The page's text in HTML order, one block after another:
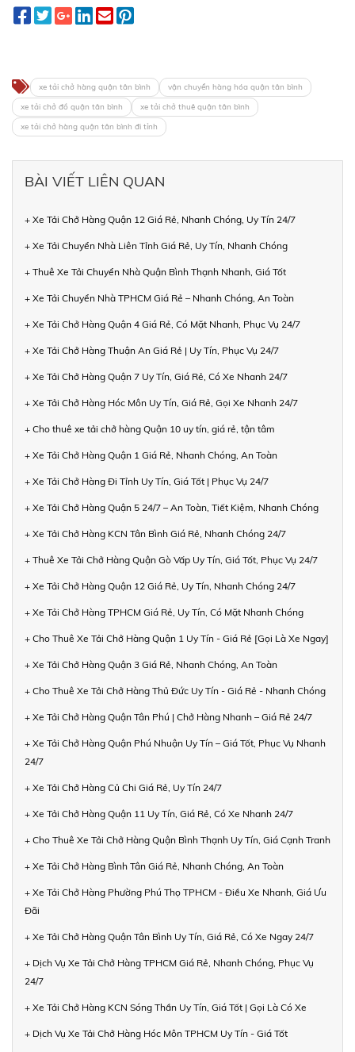
xe tải chở hàng quận tân bình
vận chuyển hàng hóa quận tân bình
xe tải chở đồ quận tân bình
xe tải chở thuê quận tân bình
xe tải chở hàng quận tân bình đi tỉnh
BÀI VIẾT LIÊN QUAN
+ Xe Tải Chở Hàng Quận 12 Giá Rẻ, Nhanh Chóng, Uy Tín 24/7
+ Xe Tải Chuyển Nhà Liên Tỉnh Giá Rẻ, Uy Tín, Nhanh Chóng
+ Thuê Xe Tải Chuyển Nhà Quận Bình Thạnh Nhanh, Giá Tốt
+ Xe Tải Chuyển Nhà TPHCM Giá Rẻ – Nhanh Chóng, An Toàn
+ Xe Tải Chở Hàng Quận 4 Giá Rẻ, Có Mặt Nhanh, Phục Vụ 24/7
+ Xe Tải Chở Hàng Thuận An Giá Rẻ | Uy Tín, Phục Vụ 24/7
+ Xe Tải Chở Hàng Quận 7 Uy Tín, Giá Rẻ, Có Xe Nhanh 24/7
+ Xe Tải Chở Hàng Hóc Môn Uy Tín, Giá Rẻ, Gọi Xe Nhanh 24/7
+ Cho thuê xe tải chở hàng Quận 10 uy tín, giá rẻ, tận tâm
+ Xe Tải Chở Hàng Quận 1 Giá Rẻ, Nhanh Chóng, An Toàn
+ Xe Tải Chở Hàng Đi Tỉnh Uy Tín, Giá Tốt | Phục Vụ 24/7
+ Xe Tải Chở Hàng Quận 5 24/7 – An Toàn, Tiết Kiệm, Nhanh Chóng
+ Xe Tải Chở Hàng KCN Tân Bình Giá Rẻ, Nhanh Chóng 24/7
+ Thuê Xe Tải Chở Hàng Quận Gò Vấp Uy Tín, Giá Tốt, Phục Vụ 24/7
+ Xe Tải Chở Hàng Quận 12 Giá Rẻ, Uy Tín, Nhanh Chóng 24/7
+ Xe Tải Chở Hàng TPHCM Giá Rẻ, Uy Tín, Có Mặt Nhanh Chóng
+ Cho Thuê Xe Tải Chở Hàng Quận 1 Uy Tín - Giá Rẻ [Gọi Là Xe Ngay]
+ Xe Tải Chở Hàng Quận 3 Giá Rẻ, Nhanh Chóng, An Toàn
+ Cho Thuê Xe Tải Chở Hàng Thủ Đức Uy Tín - Giá Rẻ - Nhanh Chóng
+ Xe Tải Chở Hàng Quận Tân Phú | Chở Hàng Nhanh – Giá Rẻ 24/7
+ Xe Tải Chở Hàng Quận Phú Nhuận Uy Tín – Giá Tốt, Phục Vụ Nhanh
24/7
+ Xe Tải Chở Hàng Củ Chi Giá Rẻ, Uy Tín 24/7
+ Xe Tải Chở Hàng Quận 11 Uy Tín, Giá Rẻ, Có Xe Nhanh 24/7
+ Cho Thuê Xe Tải Chở Hàng Quận Bình Thạnh Uy Tín, Giá Cạnh Tranh
+ Xe Tải Chở Hàng Bình Tân Giá Rẻ, Nhanh Chóng, An Toàn
+ Xe Tải Chở Hàng Phường Phú Thọ TPHCM - Điều Xe Nhanh, Giá Ưu
Đãi
+ Xe Tải Chở Hàng Quận Tân Bình Uy Tín, Giá Rẻ, Có Xe Ngay 24/7
+ Dịch Vụ Xe Tải Chở Hàng TPHCM Giá Rẻ, Nhanh Chóng, Phục Vụ
24/7
+ Xe Tải Chở Hàng KCN Sóng Thần Uy Tín, Giá Tốt | Gọi Là Có Xe
+ Dịch Vụ Xe Tải Chở Hàng Hóc Môn TPHCM Uy Tín - Giá Tốt